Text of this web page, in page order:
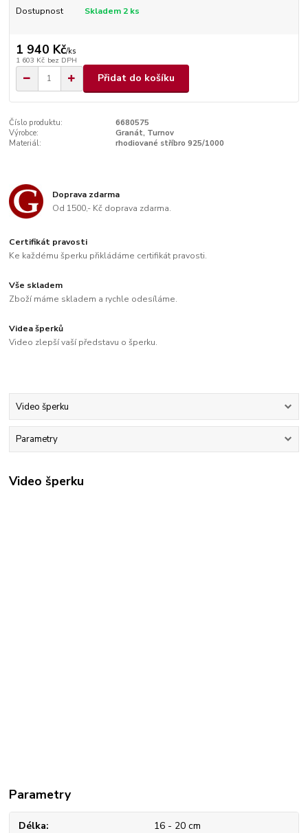
Dostupnost Skladem 2 ks
1 940 Kč/ks
1 603 Kč bez DPH
Přidat do košíku
Číslo produktu:
6680575
Výrobce:
Granát, Turnov
Materiál:
rhodiované stříbro 925/1000
Doprava zdarma
Od 1500,- Kč doprava zdarma.
Certifikát pravosti
Ke každému šperku přikládáme certifikát pravosti.
Vše skladem
Zboží máme skladem a rychle odesíláme.
Videa šperků
Video zlepší vaší představu o šperku.
Video šperku
Parametry
Video šperku
Parametry
Délka 16 - 20 cm